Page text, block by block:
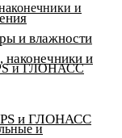
и
и ГЛОНАСС
и
и влажности
наконечники и
и ГЛОНАСС